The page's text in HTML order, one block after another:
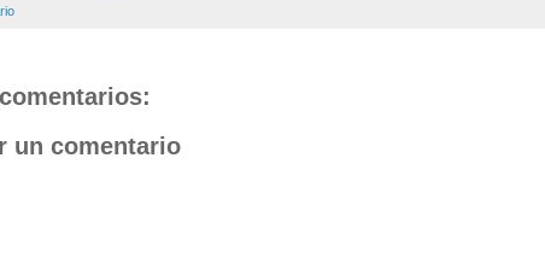
un comentario